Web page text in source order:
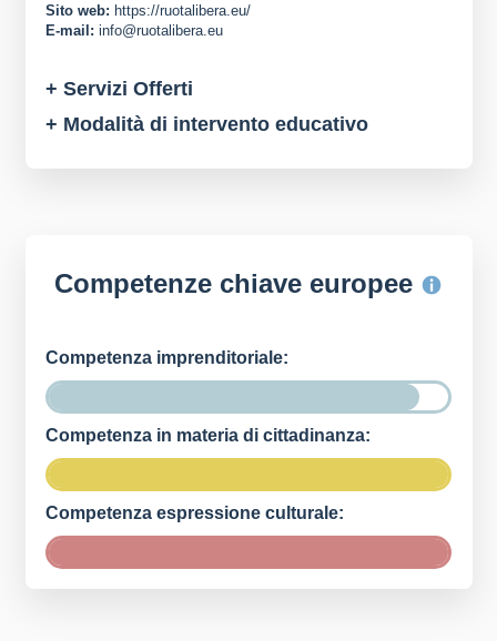
Sito web: https://ruotalibera.eu/
E-mail: info@ruotalibera.eu
+ Servizi Offerti
+ Modalità di intervento educativo
Competenze chiave europee
Competenza imprenditoriale:
Competenza in materia di cittadinanza:
Competenza espressione culturale: